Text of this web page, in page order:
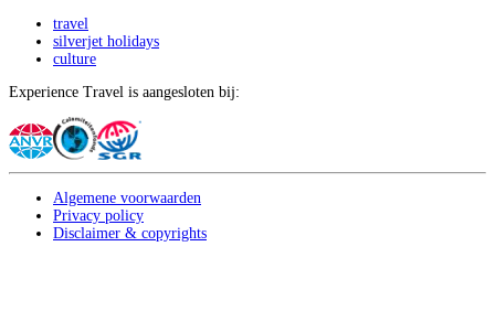
travel
silverjet holidays
culture
Experience Travel is aangesloten bij:
Algemene voorwaarden
Privacy policy
Disclaimer & copyrights